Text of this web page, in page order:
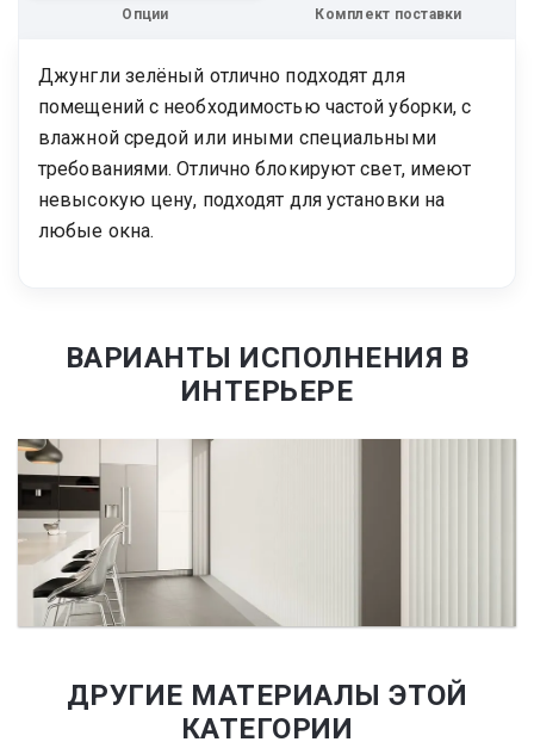
Опции Комплект поставки
Джунгли зелёный отлично подходят для
помещений с необходимостью частой уборки, с
влажной средой или иными специальными
требованиями. Отлично блокируют свет, имеют
невысокую цену, подходят для установки на
любые окна.
ВАРИАНТЫ ИСПОЛНЕНИЯ В
ИНТЕРЬЕРЕ
ДРУГИЕ МАТЕРИАЛЫ ЭТОЙ
КАТЕГОРИИ